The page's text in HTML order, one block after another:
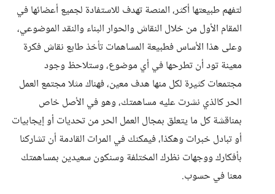
لتفهم طبيعتها أكثر، المنصة تهدف للاستفادة لجميع أعضائها في
المقام الأول من خلال النقاش والحوار البناء والنقد الموضوعي،
وعلى هذا الأساس فطبيعة المساهمات تأخذ طابع نقاش فكرة
معينة تود أن تطرحها في أي موضوع، وستلاحظ وجود
مجتمعات كثيرة لكل منها هدف معين، فهناك مثلا مجتمع العمل
الحر كالذي نشرت عليه مساهمتك، وهو في الأصل خاص
بمناقشة كل ما يتعلق بمجال العمل الحر من تحديات أو إيجابيات
أو تبادل خبرات وهكذا، فيمكنك في المرات القادمة أن تشاركنا
بأفكارك ووجهات نظرك المختلفة وسنكون سعيدين بمساهمتك
معنا في حسوب.